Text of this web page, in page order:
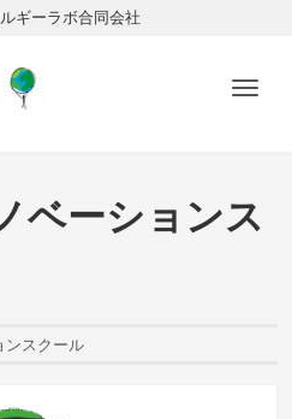
ギーラボ合同会社
ベーションス
ンスクール